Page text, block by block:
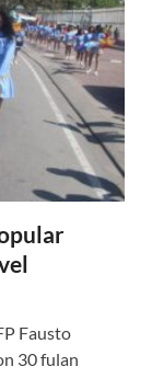
Fausto
30 fulan